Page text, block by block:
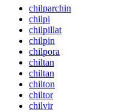
chilparchin
chilpi
chilpillat
chilpin
chilpora
chiltan
chiltan
chilton
chiltor
chilvir